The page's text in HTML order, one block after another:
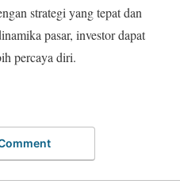
strategi yang tepat dan
pasar, investor dapat
percaya diri.